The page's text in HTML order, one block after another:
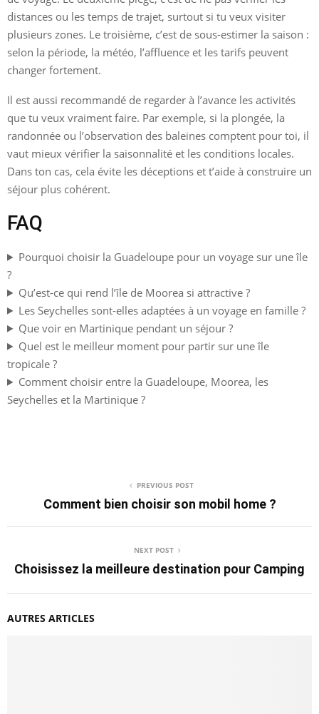
distances ou les temps de trajet, surtout si tu veux visiter
plusieurs zones. Le troisième, c’est de sous-estimer la saison :
selon la période, la météo, l’affluence et les tarifs peuvent
changer fortement.
Il est aussi recommandé de regarder à l’avance les activités
que tu veux vraiment faire. Par exemple, si la plongée, la
randonnée ou l’observation des baleines comptent pour toi, il
vaut mieux vérifier la saisonnalité et les conditions locales.
Dans ton cas, cela évite les déceptions et t’aide à construire un
séjour plus cohérent.
FAQ
Pourquoi choisir la Guadeloupe pour un voyage sur une île
?
Qu’est-ce qui rend l’île de Moorea si attractive ?
Les Seychelles sont-elles adaptées à un voyage en famille ?
Que voir en Martinique pendant un séjour ?
Quel est le meilleur moment pour partir sur une île
tropicale ?
Comment choisir entre la Guadeloupe, Moorea, les
Seychelles et la Martinique ?
PREVIOUS POST
Comment bien choisir son mobil home ?
NEXT POST
Choisissez la meilleure destination pour Camping
AUTRES ARTICLES